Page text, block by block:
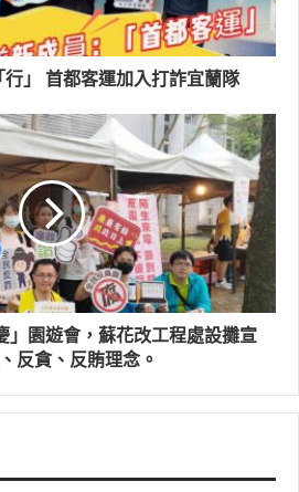
不當方法排除不同意見者的干
尋求安全回家的路，讓生態環境
故事隨著情節導入了「行政透
的意識，都是需要從小扎根深植
中。
由林業保育署宜蘭分署政風室及
配合故事裡的動物角色製作道
，同時認識保育類動物，為了使
並以「想一想」導引學習方式，
絕貪腐及誠信永續的價值觀，另
互動，現場準備精美宣導品進行
誠信、尊重生命的成長經驗。
」 首都客運加入打詐宜蘭隊
」園遊會，蘇花改工程處設攤宣
反貪、反賄理念。